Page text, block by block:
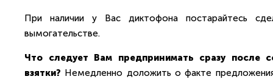
При наличии у Вас диктофона постарайтесь
вымогательстве.
Что следует Вам предпринимать сразу после
взятки? Немедленно доложить о факте